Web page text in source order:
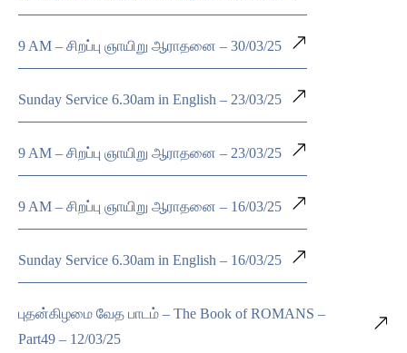
9 AM – சிறப்பு ஞாயிறு ஆராதனை – 30/03/25
Sunday Service 6.30am in English – 23/03/25
9 AM – சிறப்பு ஞாயிறு ஆராதனை – 23/03/25
9 AM – சிறப்பு ஞாயிறு ஆராதனை – 16/03/25
Sunday Service 6.30am in English – 16/03/25
புதன்கிழமை வேத பாடம் – The Book of ROMANS –
Part49 – 12/03/25